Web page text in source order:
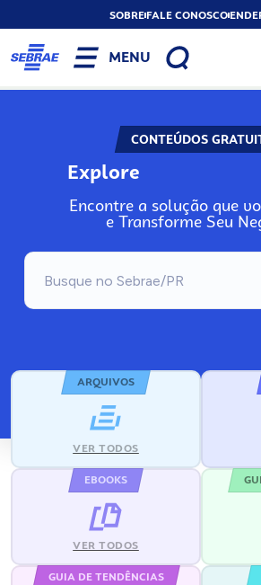
SOBREFALE CONOSCO
MENU
CONTEÚDOS
Explore
Encontre a solução que
e Transforme Seu
ARQUIVOS
VER TODOS
EBOOKS
VER TODOS
GUIA DE TENDÊNCIAS